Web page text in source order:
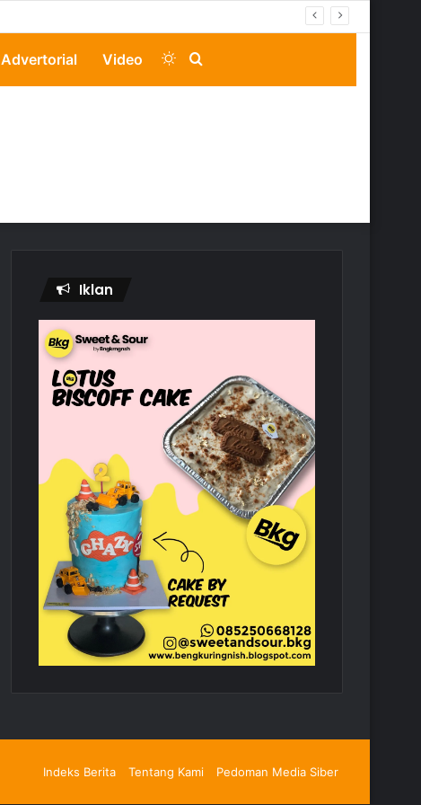
Advertorial Video Search
Switch
Iklan
Indeks Berita Tentang Kami Pedoman Media Siber